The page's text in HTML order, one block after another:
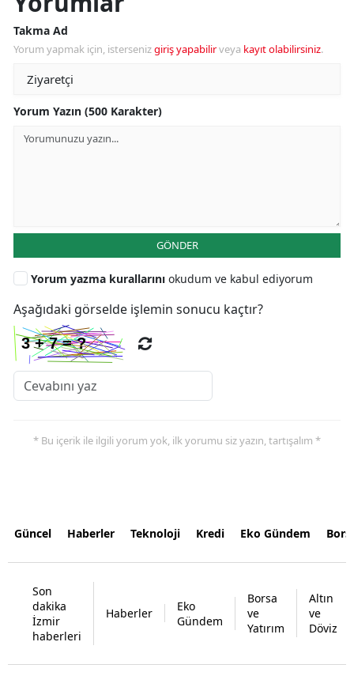
Takma Ad
Yorum yapmak için, istersenizgiriş yapabilirveya kayıt olabilirsiniz.
Yorum Yazın (500 Karakter)
GÖNDER
Yorum yazma kurallarını okudum ve kabul ediyorum
Aşağıdaki görselde işlemin sonucu kaçtır?
* Bu içerik ile ilgili yorum yok, ilk yorumu siz yazın, tartışalım *
Güncel Haberler Teknoloji Kredi Eko Gündem
Son
dakika
İzmir
haberleri
Haberler
Eko
Gündem
Borsa
ve
Yatırım
Altın
ve
Döviz